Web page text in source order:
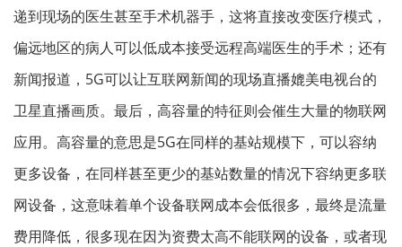
递到现场的医生甚至手术机器手，这将直接改变医疗模式，
偏远地区的病人可以低成本接受远程高端医生的手术；还有
新闻报道，5G可以让互联网新闻的现场直播媲美电视台的
卫星直播画质。最后，高容量的特征则会催生大量的物联网
应用。高容量的意思是5G在同样的基站规模下，可以容纳
更多设备，在同样甚至更少的基站数量的情况下容纳更多联
网设备，这意味着单个设备联网成本会低很多，最终是流量
费用降低，很多现在因为资费太高不能联网的设备，或者现